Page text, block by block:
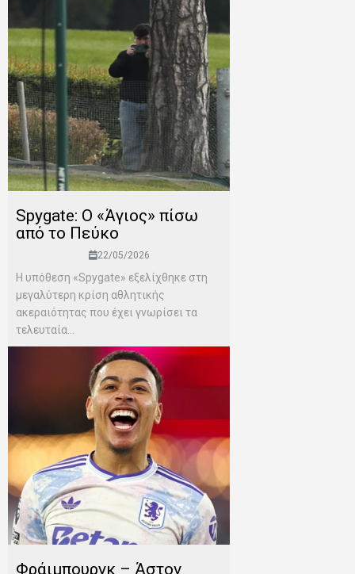
Spygate: Ο «Άγιος» πίσω
από το Πεύκο
22/05/2026
Η υπόθεση «Spygate» εξελίχθηκε στη
μεγαλύτερη κρίση αθλητικής
ακεραιότητας που έχει γνωρίσει τα
τελευταία...
Φράιμπουργκ – Άστον